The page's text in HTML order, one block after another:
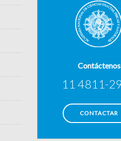
Contáctenos
11 4811-
CONTACTAR